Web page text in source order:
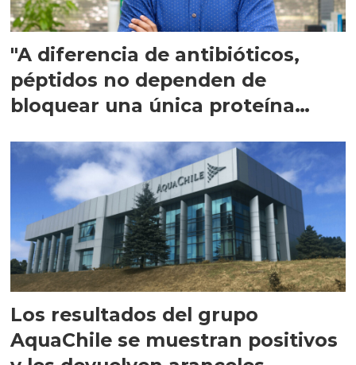
"A diferencia de antibióticos,
péptidos no dependen de
bloquear una única proteína
Los resultados del grupo
AquaChile se muestran positivos